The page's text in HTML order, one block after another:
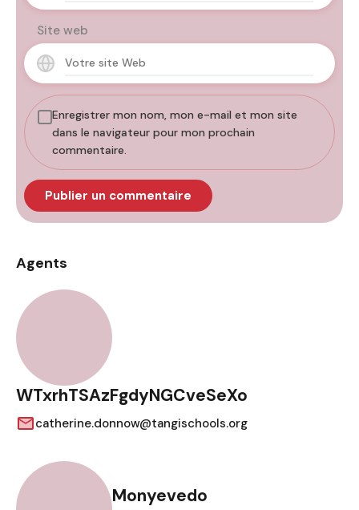
Site web
Enregistrer mon nom, mon e-mail et mon site
dans le navigateur pour mon prochain
commentaire.
Agents
WTxrhTSAzFgdyNGCveSeXo
catherine.donnow@tangischools.org
Monyevedo